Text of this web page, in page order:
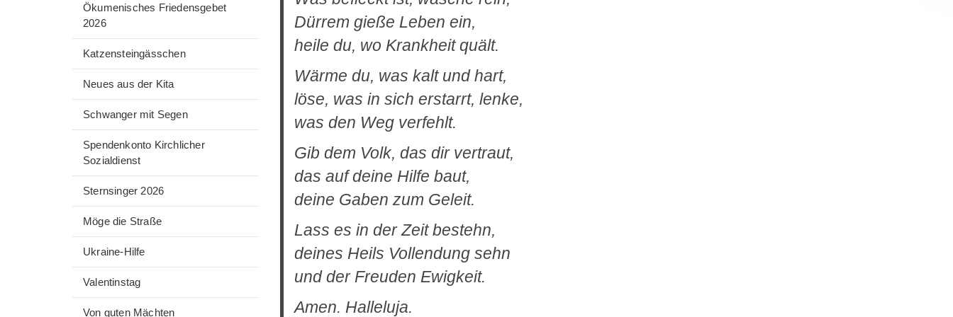
Dürrem gieße Leben ein,
heile du, wo Krankheit quält.
Wärme du, was kalt und hart,
löse, was in sich erstarrt, lenke,
was den Weg verfehlt.
Gib dem Volk, das dir vertraut,
das auf deine Hilfe baut,
deine Gaben zum Geleit.
Lass es in der Zeit bestehn,
deines Heils Vollendung sehn
und der Freuden Ewigkeit.
Amen. Halleluja.
Ökumenisches Friedensgebet
2026
Katzensteingässchen
Neues aus der Kita
Schwanger mit Segen
Spendenkonto Kirchlicher
Sozialdienst
Sternsinger 2026
Möge die Straße
Ukraine-Hilfe
Valentinstag
Von guten Mächten